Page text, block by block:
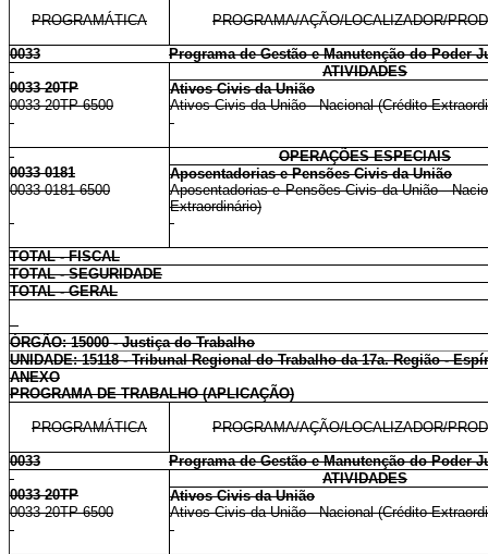
PROGRAMÁTICA PROGRAMA/AÇÃO/LOCALIZADOR/
0033
Programa de Gestão e Manutenção do Poder
ATIVIDADES
0033 20TP
Ativos Civis da União
0033 20TP 6500
Ativos Civis da União - Nacional (Crédito
OPERAÇÕES ESPECIAIS
0033 0181
Aposentadorias e Pensões Civis da União
0033 0181 6500
Aposentadorias e Pensões Civis da União -
Extraordinário)
TOTAL - FISCAL
TOTAL - SEGURIDADE
TOTAL - GERAL
ÓRGÃO: 15000 - Justiça do Trabalho
UNIDADE: 15118 - Tribunal Regional do Trabalho da 17a. Região -
ANEXO
PROGRAMA DE TRABALHO (APLICAÇÃO)
PROGRAMÁTICA PROGRAMA/AÇÃO/LOCALIZADOR/
0033
Programa de Gestão e Manutenção do Poder
ATIVIDADES
0033 20TP
Ativos Civis da União
0033 20TP 6500
Ativos Civis da União - Nacional (Crédito